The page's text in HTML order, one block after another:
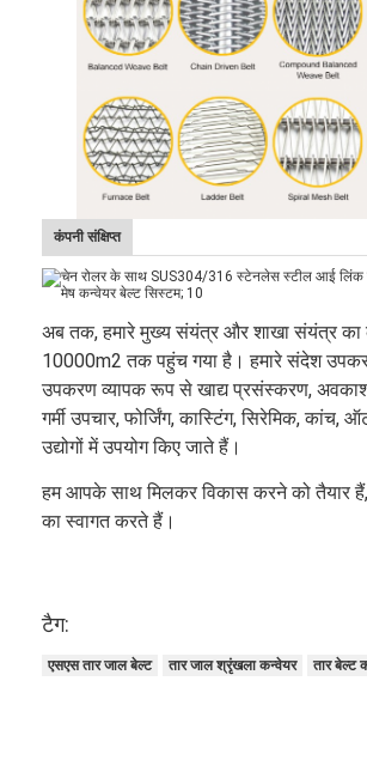
कंपनी संक्षिप्त
अब तक, हमारे मुख्य संयंत्र और शाखा संयंत्र
10000m2 तक पहुंच गया है। हमारे संदेश
उपकरण व्यापक रूप से खाद्य प्रसंस्करण,
गर्मी उपचार, फोर्जिंग, कास्टिंग, सिरेमिक, कांच,
उद्योगों में उपयोग किए जाते हैं।
हम आपके साथ मिलकर विकास करने को तैयार
का स्वागत करते हैं।
टैग:
एसएस तार जाल बेल्ट तार जाल श्रृंखला कन्वेयर तार बेल्ट